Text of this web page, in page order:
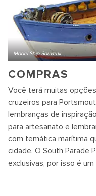
Model Ship Souvenir
COMPRAS
Você terá muitas
cruzeiros para
lembranças de
para artesanato e
com temática marítima
cidade. O South Parade
exclusivas, por isso é